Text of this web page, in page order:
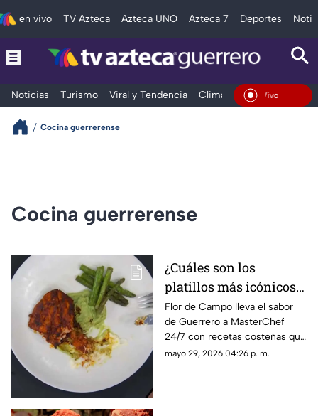
en vivo TV Azteca Azteca UNO Azteca 7 Deportes
Noticias Turismo Viral y Tendencia Clima Deportes
En Vivo
Cocina guerrerense
Cocina guerrerense
¿Cuáles son los
platillos más icónicos
que Flor de Campo ha
hecho en MasterChef
24/7?
Flor de Campo lleva el sabor
de Guerrero a MasterChef
24/7 con recetas costeñas que
han sorprendido a los jueces.
mayo 29, 2026 04:26 p. m.